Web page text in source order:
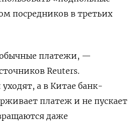
посредников в третьих
платежи, —
Reuters.
а в Китае банк-
платеж и не пускает
даже